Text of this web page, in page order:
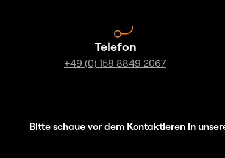
Telefon
+49 (0) 158 8849 2067
Bitte schaue vor dem Kontaktieren in